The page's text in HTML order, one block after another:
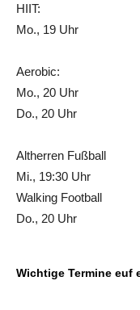
HIIT:
Mo., 19 Uhr
Aerobic:
Mo., 20 Uhr
Do., 20 Uhr
Altherren Fußball
Mi., 19:30 Uhr
Walking Football
Do., 20 Uhr
Wichtige Termine euf